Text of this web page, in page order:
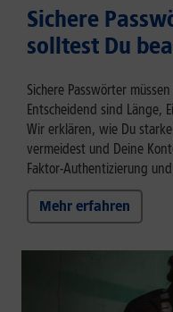
Sichere
solltest Du
Sichere Passwörter
Entscheidend sind Länge,
Wir erklären, wie Du
vermeidest und Deine
Faktor-Authentizierung
Mehr erfahren